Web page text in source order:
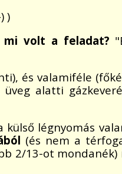
)
mi volt a feladat?
és valamiféle
alatti
légnyomás
(és nem a
2/13-ot